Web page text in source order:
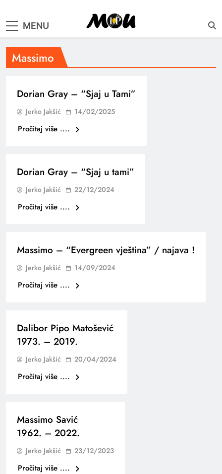
samo muzika i …..
MENU
Massimo
Dorian Gray – “Sjaj u Tami”
Jerko Jakšić 14/02/2025
Pročitaj više ....
Dorian Gray – “Sjaj u tami”
Jerko Jakšić 22/12/2024
Pročitaj više ....
Massimo – “Evergreen vještina” / najava !
Jerko Jakšić 14/09/2024
Pročitaj više ....
Dalibor Pipo Matošević
1973. – 2019.
Jerko Jakšić 20/04/2024
Pročitaj više ....
Massimo Savić
1962. – 2022.
Jerko Jakšić 23/12/2023
Pročitaj više ....